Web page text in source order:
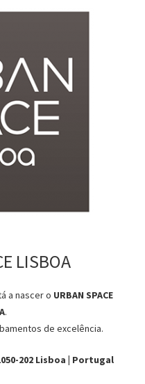
LISBOA
a nascer o URBAN SPACE
.
de excelência.
202 Lisboa | Portugal